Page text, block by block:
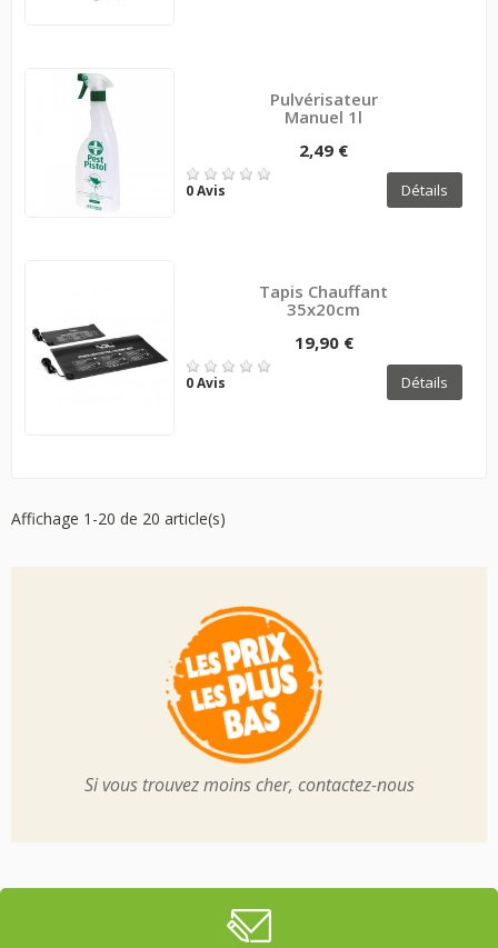
Pulvérisateur
Manuel 1l
2,49 €
0 Avis Détails
Tapis Chauffant
35x20cm
19,90 €
0 Avis Détails
Affichage 1-20 de 20 article(s)
Si vous trouvez moins cher, contactez-nous